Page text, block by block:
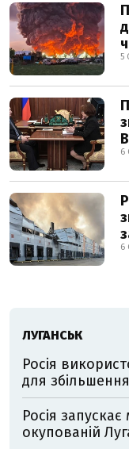
5
6
6
ЛУГАНСЬК
Росія
для
Росія
окупованій